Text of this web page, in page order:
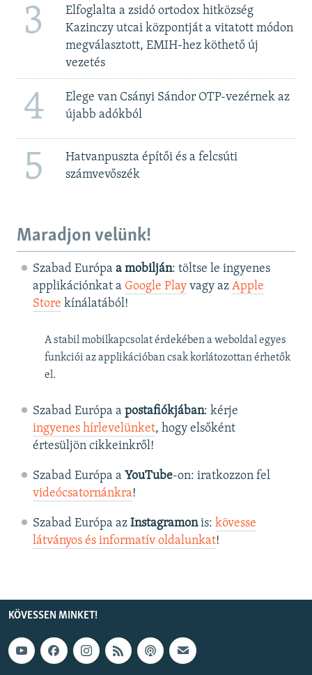
3
Elfoglalta a zsidó ortodox hitközség
Kazinczy utcai központját a vitatott módon
megválasztott, EMIH-hez köthető új
vezetés
4
Elege van Csányi Sándor OTP-vezérnek az
újabb adókból
5
Hatvanpuszta építői és a felcsúti
számvevőszék
Maradjon velünk!
Szabad Európa a mobilján: töltse le ingyenes
applikációnkat a Google Playvagy az Apple
Store kínálatából!
A stabil mobilkapcsolat érdekében a weboldal egyes
funkciói az applikációban csak korlátozottan érhetők
el.
Szabad Európa a postafiókjában: kérje
ingyenes hírlevelünket, hogy elsőként
értesüljön cikkeinkről!
Szabad Európa a YouTube-on: iratkozzon fel
videócsatornánkra!
Szabad Európa az Instagramonis: kövesse
látványos és informatív oldalunkat! ​
KÖVESSEN MINKET!